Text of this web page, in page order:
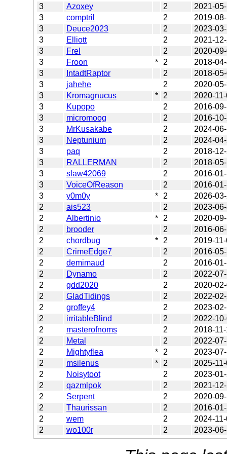
3 Azoxey 2
2021-
3
comptril 2
2019-
3
Deuce2023 2
2023-
3
Elliott 2
2021-
3
Frel 2
2020-
3
Froon * 2
2018-
3
IntadtRaptor 2
2018-
3
jahehe 2
2020-
3
Kromagnucus * 2
2020-
3
Kupopo 2
2016-
3
micromoog 2
2016-
3
MrKusakabe 2
2024-
3
Neptunium 2
2024-
3
paq 2
2018-
3
RALLERMAN 2
2018-
3
slaw42069 2
2016-
3
VoiceOfReason 2
2016-
3
y0m0y * 2
2026-
2
ais523 2
2023-
2
Albertinio * 2
2020-
2
brooder 2
2016-
2
chordbug * 2
2019-
2
CrimeEdge7 2
2016-
2
demimaud 2
2016-
2
Dynamo 2
2022-
2
gdd2020 2
2020-
2
GladTidings 2
2022-
2
groffey4 2
2023-
2
irritableBlind 2
2022-
2
masterofnoms 2
2018-
2
Metal 2
2022-
2
Mightyflea * 2
2023-
2
msilenus * 2
2025-
2
Noisytoot 2
2023-
2
qazmlpok 2
2021-
2
Serpent 2
2020-
2
Thaurissan 2
2016-
2
wem 2
2024-
2
wo100r 2 2023-